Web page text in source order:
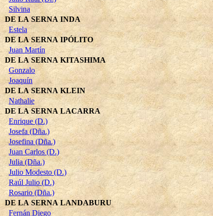
Silvina
DE LA SERNA INDA
Estela
DE LA SERNA IPÓLITO
Juan Martín
DE LA SERNA KITASHIMA
Gonzalo
Joaquín
DE LA SERNA KLEIN
Nathalie
DE LA SERNA LACARRA
Enrique (D.)
Josefa (Dña.)
Josefina (Dña.)
Juan Carlos (D.)
Julia (Dña.)
Julio Modesto (D.)
Raúl Julio (D.)
Rosario (Dña.)
DE LA SERNA LANDABURU
Fernán Diego